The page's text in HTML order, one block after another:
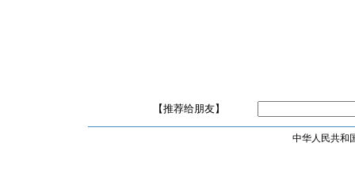
【推荐给朋友】
中华人民共和